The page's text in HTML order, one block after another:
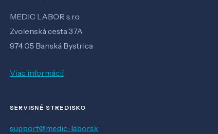
MEDIC LABOR s.r.o.
Zvolenská cesta 37A
974 05 Banská Bystrica
Viac informácií
SERVISNÉ STREDISKO
support@medic-labor.sk